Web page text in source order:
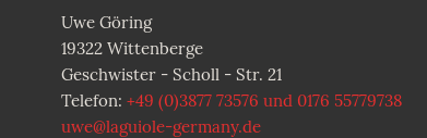
Uwe Göring
19322 Wittenberge
Geschwister - Scholl - Str. 21
Telefon: +49 (0)3877 73576 und 0176 55779738
uwe@laguiole-germany.de